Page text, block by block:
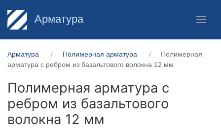
Арматура
Арматура Полимерная арматура
Полимерная
арматура c ребром из базальтового волокна 12 мм
Полимерная арматура c
ребром из базальтового
волокна 12 мм